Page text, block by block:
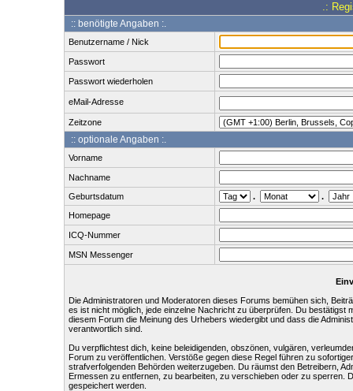
.:
:: benötigte Angaben :.
Benutzername / Nick
Passwort
Passwort wiederholen
eMail-Adresse
Zeitzone
:: optionale Angaben :.
Vorname
Nachname
Geburtsdatum
.
.
Homepage
ICQ-Nummer
MSN Messenger
Die Administratoren und Moderatoren dieses Forums bemühen sich,
es ist nicht möglich, jede einzelne Nachricht zu überprüfen. Du
diesem Forum die Meinung des Urhebers wiedergibt und dass die
verantwortlich sind.
Du verpflichtest dich, keine beleidigenden, obszönen, vulgären,
Forum zu veröffentlichen. Verstöße gegen diese Regel führen zu
strafverfolgenden Behörden weiterzugeben. Du räumst den Betreibern,
Ermessen zu entfernen, zu bearbeiten, zu verschieben oder zu sperren.
gespeichert werden.